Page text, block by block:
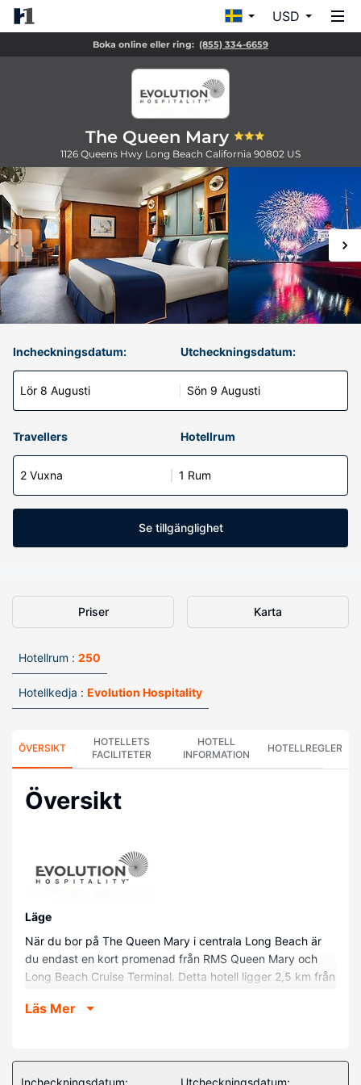
USD
Boka online eller ring: (855) 334-6659
The Queen Mary
1126 Queens Hwy Long Beach California 90802 US
Incheckningsdatum:
Lör 8 Augusti
Utcheckningsdatum:
Sön 9 Augusti
Travellers Hotellrum
2 Vuxna 1 Rum
Se tillgänglighet
Priser Karta
Hotellrum : 250
Hotellkedja : Evolution Hospitality
ÖVERSIKT
HOTELLETS
FACILITETER
HOTELL
INFORMATION
HOTELLREGLER
Översikt
Läge
När du bor på The Queen Mary i centrala Long Beach är
du endast en kort promenad från RMS Queen Mary och
Long Beach Cruise Terminal. Detta hotell ligger 2,5 km från
Hotellrum
tv. Sängen i ditt rum har bäddmadrass. Satellit-tv erbjuder
underhållning. Privat badrum med badkar/dusch, hårtorkar
Läs Mer
Incheckningsdatum: Utcheckningsdatum: